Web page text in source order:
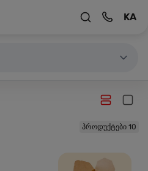
KA
პროდუქტები 10